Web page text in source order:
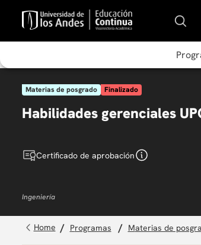
Materias de posgrado Finalizado
Habilidades gerenciales
Certificado de aprobación
Ingeniería
programas materias de